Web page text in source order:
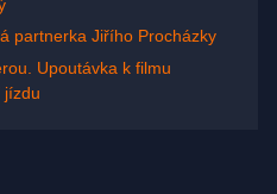
partnerka Jiřího Procházky
Upoutávka k filmu
jízdu